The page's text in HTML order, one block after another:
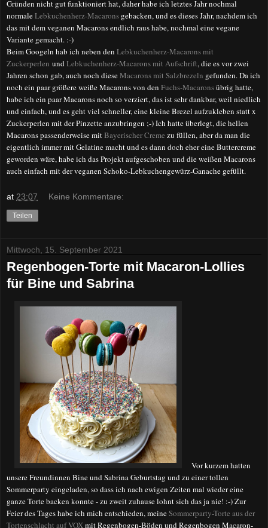
Gründen nicht gut funktioniert hat, daher habe ich letztes Jahr nochmal
normaleLebkuchenherz-Macarons gebacken, und es dieses Jahr, nachdem ich
das mit dem veganen Macarons endlich raus habe, nochmal eine vegane
Variante gemacht. :-)
Beim Googeln hab ich neben den Lebkuchenherz-Macarons mit
Zuckerperlen undLebkuchenherz-Macarons mit Aufschrift, die es vor zwei
Jahren schon gab, auch noch dieseMacarons mit Salzbrezeln gefunden. Da ich
noch ein paar größere weiße Macarons von den Fuchs-Macaronsübrig hatte,
habe ich ein paar Macarons noch so verziert, das ist sehr dankbar, weil niedlich
und einfach, und es geht viel schneller, eine kleine Brezel aufzukleben statt x
Zuckerperlen mit der Pinzette anzubringen ;-) Ich hatte überlegt, die hellen
Macarons passenderweise mitBayerischer Creme zu füllen, aber da man die
eigentlich immer mit Gelatine macht und es dann doch eher eine Buttercreme
geworden wäre, habe ich das Projekt aufgeschoben und die weißen Macarons
auch einfach mit der veganen Schoko-Lebkuchengewürz-Ganache gefüllt.
at 23:07 Keine Kommentare:
Teilen
Mittwoch, 15. September 2021
Regenbogen-Torte mit Macaron-Lollies
für Bine und Sabrina
Vor kurzem hatten
unsere Freundinnen Bine und Sabrina Geburtstag und zu einer tollen
Sommerparty eingeladen, so dass ich nach ewigen Zeiten mal wieder eine
ganze Torte backen konnte - zu zweit zuhause lohnt sich das ja nie! :-) Zur
Feier des Tages habe ich mich entschieden, meineSommerparty-Torte aus der
Tortenschlacht auf VOXmit Regenbogen-Böden und Regenbogen Macaron-